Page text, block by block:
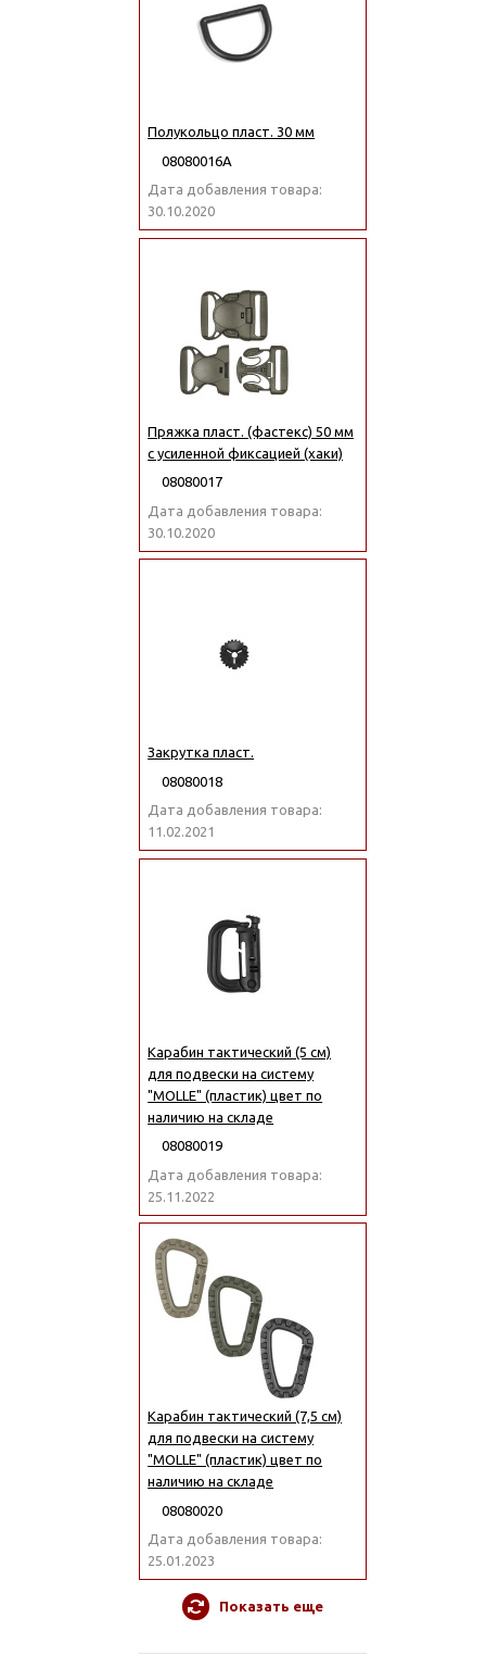
Полукольцо пласт. 30 мм
08080016А
Дата добавления товара:
30.10.2020
Пряжка пласт. (фастекс) 50 мм
с усиленной фиксацией (хаки)
08080017
Дата добавления товара:
30.10.2020
Закрутка пласт.
08080018
Дата добавления товара:
11.02.2021
Карабин тактический (5 см)
для подвески на систему
"MOLLE" (пластик) цвет по
наличию на складе
08080019
Дата добавления товара:
25.11.2022
Карабин тактический (7,5 см)
для подвески на систему
"MOLLE" (пластик) цвет по
наличию на складе
08080020
Дата добавления товара:
25.01.2023
Показать еще